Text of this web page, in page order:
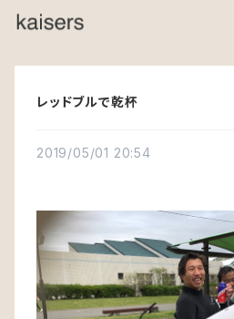
レッドブルで乾杯
2019/05/01 20:54